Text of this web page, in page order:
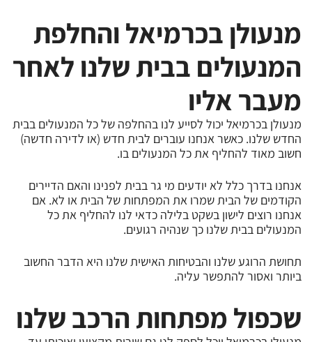
מנעולן בכרמיאל והחלפת
המנעולים בבית שלנו לאחר
מעבר אליו
מנעולן בכרמיאל יכול לסייע לנו בהחלפה של כל המנעולים בבית
החדש שלנו. כאשר אנחנו עוברים לבית חדש (או לדירה חדשה)
חשוב מאוד להחליף את כל המנעולים בו.
אנחנו בדרך כלל לא יודעים מי גר בבית לפנינו והאם הדיירים
הקודמים של הבית שמרו את המפתחות של הבית או לא. אם
אנחנו רוצים לישון בשקט בלילה כדאי לנו להחליף את כל
המנעולים בבית שלנו כך שנהיה רגועים.
תחושת הרוגע שלנו והבטיחות האישית שלנו היא הדבר החשוב
ביותר ואסור להתפשר עליה.
שכפול מפתחות הרכב שלנו